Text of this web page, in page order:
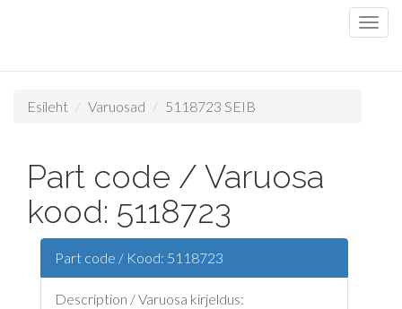
Esileht Varuosad 5118723 SEIB
Part code / Varuosa
kood: 5118723
Part code / Kood: 5118723
Description / Varuosa kirjeldus: